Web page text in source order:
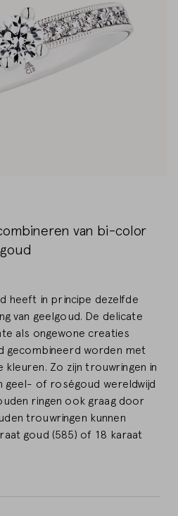
van bi-color
heeft in principe dezelfde
van geelgoud. De delicate
als ongewone creaties
gecombineerd worden met
kleuren. Zo zijn trouwringen in
geel- of roségoud wereldwijd
ringen ook graag door
trouwringen kunnen
goud (585) of 18 karaat